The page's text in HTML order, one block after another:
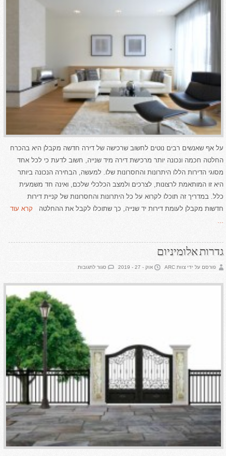
על אף שאנשים רבים נוטים לחשוב שרכישה של דירה חדשה מקבלן היא בהכרח
החלטה חכמה ונכונה יותר מרכישת דירה מיד שנייה, חשוב לדעת כי לכל אחד
מסוגי הדירות הללו היתרונות והחסרונות שלו. למעשה, הבחירה הנכונה ביותר
היא זו המותאמת לרצונות, לצרכים ולמצב הכלכלי שלכם, ואינה חד משמעית
כלל. במדריך זה תוכלו לקרוא על כל היתרונות והחסרונות של קניית דירות
חדשות מקבלן לעומת דירות יד שנייה, כך שתוכלו לקבל את ההחלטה קרא עוד
גדרות אלומיניום
פורסם על ידי צוות ARC אוק - 27 - 2019 סגור לתגובותעל